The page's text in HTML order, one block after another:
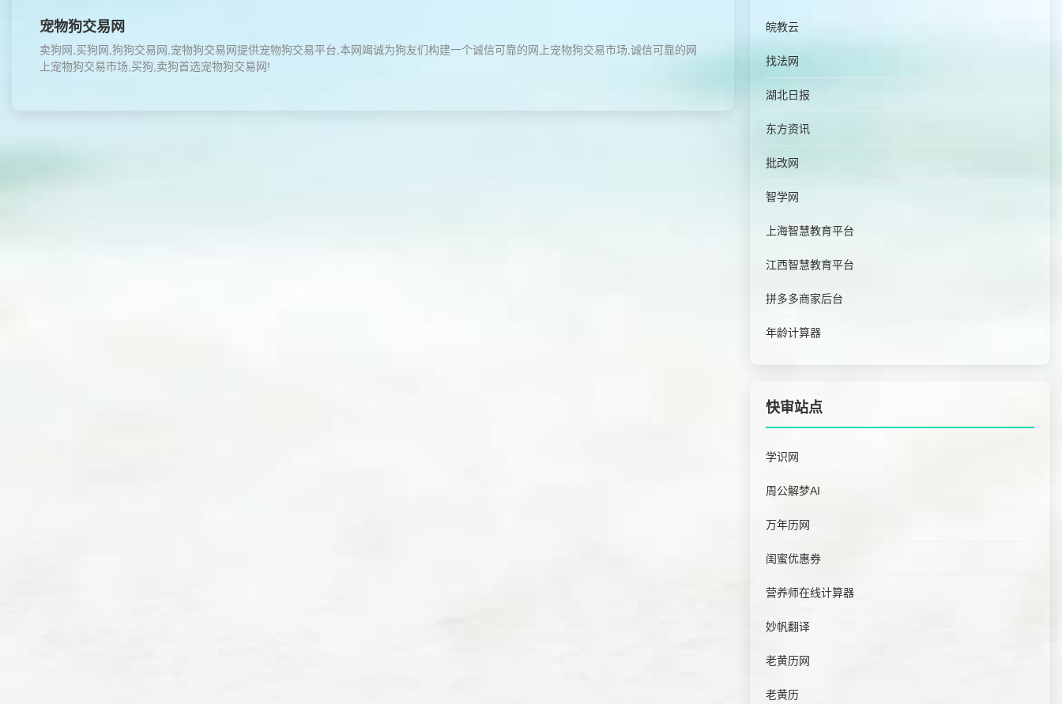
宠物狗交易网
卖狗网,买狗网,狗狗交易网,宠物狗交易网提供宠物狗交易平台,本网竭诚为狗友们构建一个诚信可靠的网上宠物狗交易市场,诚信可靠的网
上宠物狗交易市场,买狗,卖狗首选宠物狗交易网!
皖教云
找法网
湖北日报
东方资讯
批改网
智学网
上海智慧教育平台
江西智慧教育平台
拼多多商家后台
年龄计算器
快审站点
学识网
周公解梦AI
万年历网
闺蜜优惠券
营养师在线计算器
妙帆翻译
老黄历网
老黄历